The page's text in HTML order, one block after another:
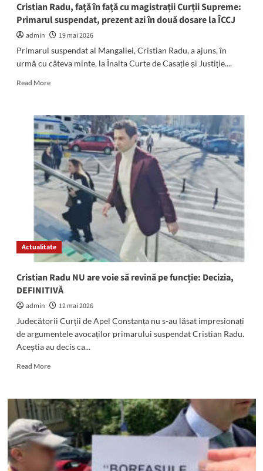
Cristian Radu, față în față cu magistrații Curții Supreme:
Primarul suspendat, prezent azi în două dosare la ÎCCJ
admin
19 mai 2026
Primarul suspendat al Mangaliei, Cristian Radu, a ajuns, în
urmă cu câteva minte, la Înalta Curte de Casație și Justiție....
Read MoreRead
Cristian
Radu,
față
în
față
cu
magistrații
Curții
Supreme:
Primarul
suspendat,
prezent
azi
în
dosare
la
ÎCCJ
Actualitate
Cristian Radu NU are voie să revină pe funcție: Decizia,
DEFINITIVĂ
admin
12 mai 2026
Judecătorii Curții de Apel Constanța nu s-au lăsat impresionați
de argumentele avocaților primarului suspendat Cristian Radu.
Aceștia au decis ca...
Read MoreRead
Cristian
Radu
NU
are
voie
să
revină